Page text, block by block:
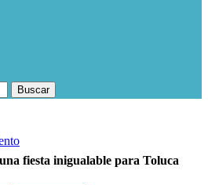
fiesta inigualable para Toluca